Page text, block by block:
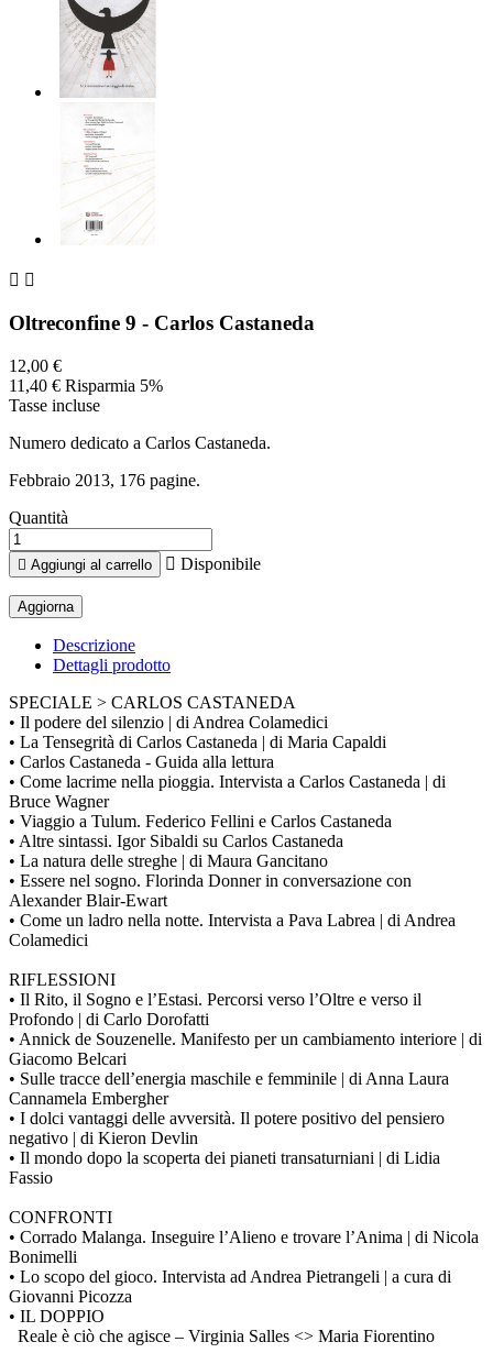
 
Oltreconfine 9 - Carlos Castaneda
12,00 €
11,40 € Risparmia 5%
Tasse incluse
Numero dedicato a Carlos Castaneda.
Febbraio 2013, 176 pagine.
Quantità
 Aggiungi al carrello  Disponibile
Descrizione
Dettagli prodotto
SPECIALE > CARLOS CASTANEDA
• Il podere del silenzio | di Andrea Colamedici
• La Tensegrità di Carlos Castaneda | di Maria Capaldi
• Carlos Castaneda - Guida alla lettura
• Come lacrime nella pioggia. Intervista a Carlos Castaneda | di
Bruce Wagner
• Viaggio a Tulum. Federico Fellini e Carlos Castaneda
• Altre sintassi. Igor Sibaldi su Carlos Castaneda
• La natura delle streghe | di Maura Gancitano
• Essere nel sogno. Florinda Donner in conversazione con
Alexander Blair-Ewart
• Come un ladro nella notte. Intervista a Pava Labrea | di Andrea
Colamedici
RIFLESSIONI
• Il Rito, il Sogno e l’Estasi. Percorsi verso l’Oltre e verso il
Profondo | di Carlo Dorofatti
• Annick de Souzenelle. Manifesto per un cambiamento interiore | di
Giacomo Belcari
• Sulle tracce dell’energia maschile e femminile | di Anna Laura
Cannamela Embergher
• I dolci vantaggi delle avversità. Il potere positivo del pensiero
negativo | di Kieron Devlin
• Il mondo dopo la scoperta dei pianeti transaturniani | di Lidia
Fassio
CONFRONTI
• Corrado Malanga. Inseguire l’Alieno e trovare l’Anima | di Nicola
Bonimelli
• Lo scopo del gioco. Intervista ad Andrea Pietrangeli | a cura di
Giovanni Picozza
• IL DOPPIO
Reale è ciò che agisce – Virginia Salles <> Maria Fiorentino